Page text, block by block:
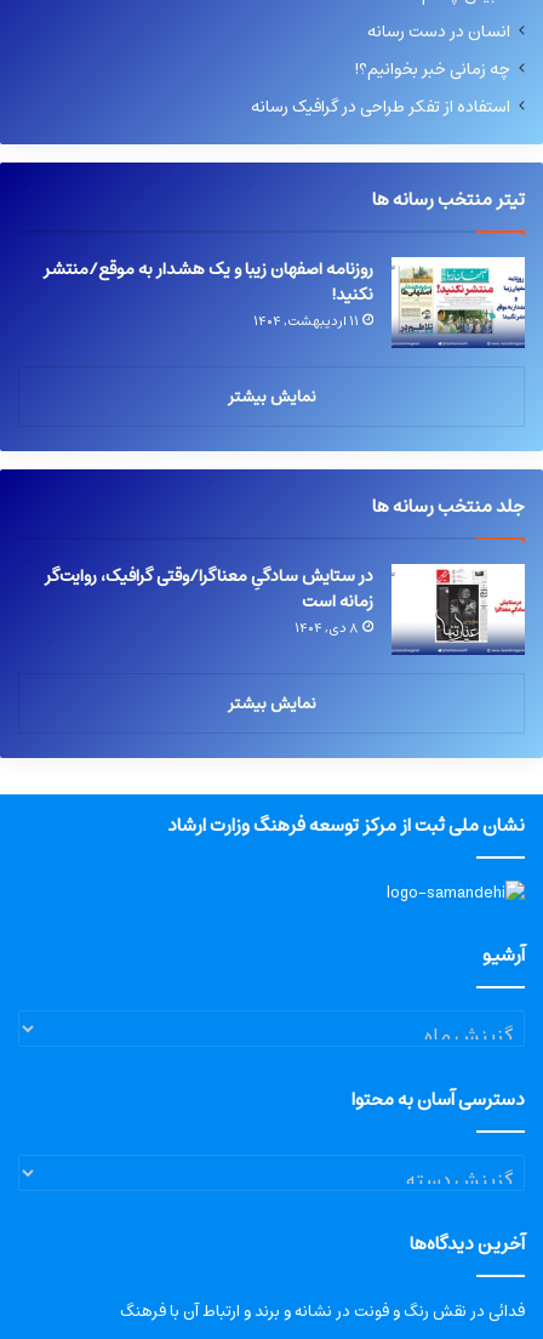
انسان در دست رسانه
چه زمانی خبر بخوانیم؟!
استفاده از تفکر طراحی در گرافیک رسانه
تیتر منتخب رسانه ها
روزنامه اصفهان زیبا و یک هشدار به موقع/منتشر
نکنید!
۱۱ اردیبهشت, ۱۴۰۴
نمایش بیشتر
جلد منتخب رسانه ها
در ستایش سادگیِ معناگرا/وقتی گرافیک، روایت‌گر
زمانه است
۸ دی, ۱۴۰۴
نمایش بیشتر
نشان ملی ثبت از مرکز توسعه فرهنگ وزارت ارشاد
آرشیو
آرشیو
دسترسی آسان به محتوا
دسترسی
آسان
محتوا
آخرین دیدگاه‌ها
فدائیدرنقش رنگ و فونت در نشانه و برند و ارتباط آن با فرهنگ